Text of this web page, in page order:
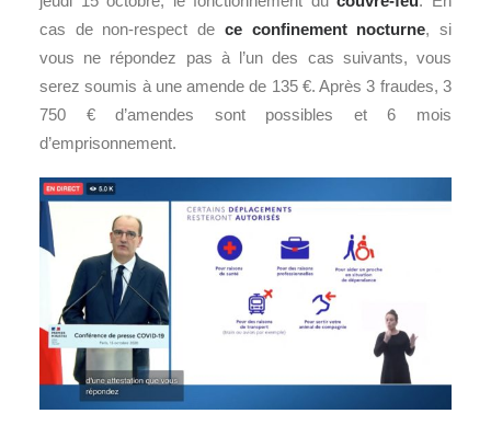
cas de non-respect de ce confinement nocturne, si
vous ne répondez pas à l’un des cas suivants, vous
serez soumis à une amende de 135 €. Après 3 fraudes, 3
750 € d’amendes sont possibles et 6 mois
d’emprisonnement.